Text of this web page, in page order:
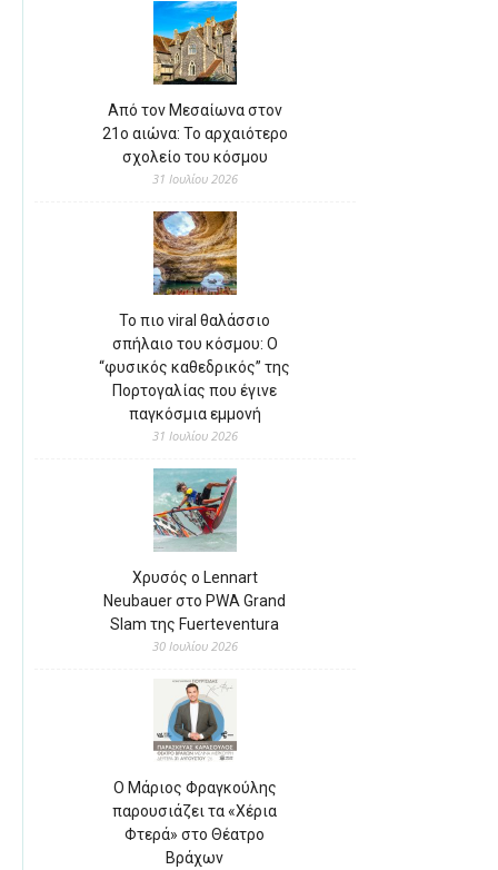
Από τον Μεσαίωνα στον
21ο αιώνα: Το αρχαιότερο
σχολείο του κόσμου
31 Ιουλίου 2026
Το πιο viral θαλάσσιο
σπήλαιο του κόσμου: Ο
“φυσικός καθεδρικός” της
Πορτογαλίας που έγινε
παγκόσμια εμμονή
31 Ιουλίου 2026
Χρυσός ο Lennart
Neubauer στο PWA Grand
Slam της Fuerteventura
30 Ιουλίου 2026
Ο Μάριος Φραγκούλης
παρουσιάζει τα «Χέρια
Φτερά» στο Θέατρο
Βράχων